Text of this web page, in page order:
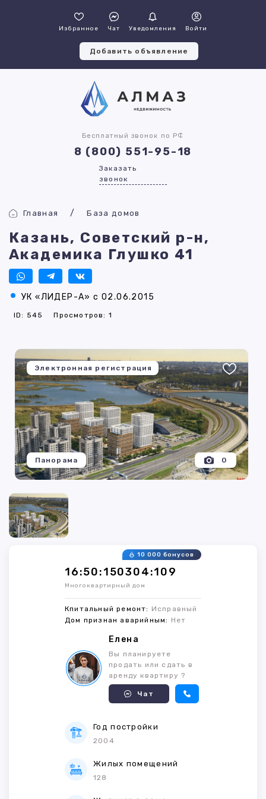
Избранное Чат Уведомления Войти
Добавить объявление
Бесплатный звонок по РФ
8 (800) 551-95-18
Заказать
звонок
Главная База домов
Казань, Советский р-н,
Академика Глушко 41
УК «ЛИДЕР-А» с 02.06.2015
ID: 545 Просмотров: 1
Электронная регистрация
0
Панорама
16:50:150304:109
10 000 бонусов
Многоквартирный дом
Кпитальный ремонт: Исправный
Дом признан аварийным: Нет
Елена
Вы планируете
продать или сдать в
аренду квартиру ?
Чат
Год постройки
2004
Жилых помещений
128